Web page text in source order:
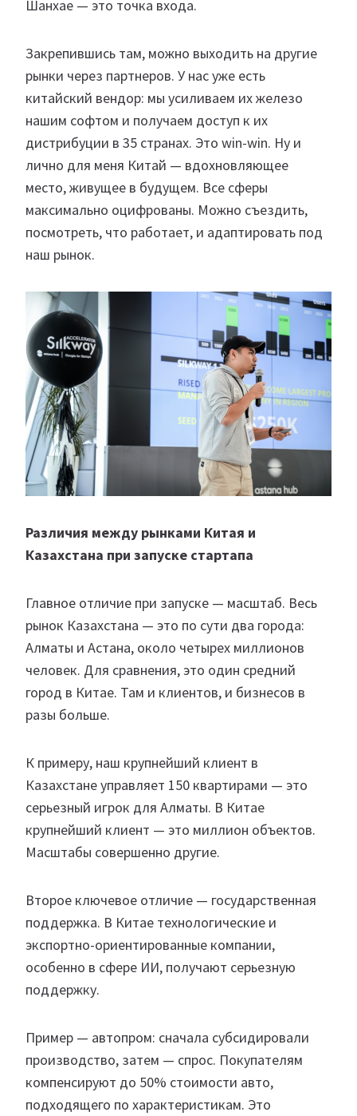
Шанхае — это точка входа.
Закрепившись там, можно выходить на другие
рынки через партнеров. У нас уже есть
китайский вендор: мы усиливаем их железо
нашим софтом и получаем доступ к их
дистрибуции в 35 странах. Это win-win. Ну и
лично для меня Китай — вдохновляющее
место, живущее в будущем. Все сферы
максимально оцифрованы. Можно съездить,
посмотреть, что работает, и адаптировать под
наш рынок.
Различия между рынками Китая и
Казахстана при запуске стартапа
Главное отличие при запуске — масштаб. Весь
рынок Казахстана — это по сути два города:
Алматы и Астана, около четырех миллионов
человек. Для сравнения, это один средний
город в Китае. Там и клиентов, и бизнесов в
разы больше.
К примеру, наш крупнейший клиент в
Казахстане управляет 150 квартирами — это
серьезный игрок для Алматы. В Китае
крупнейший клиент — это миллион объектов.
Масштабы совершенно другие.
Второе ключевое отличие — государственная
поддержка. В Китае технологические и
экспортно-ориентированные компании,
особенно в сфере ИИ, получают серьезную
поддержку.
Пример — автопром: сначала субсидировали
производство, затем — спрос. Покупателям
компенсируют до 50% стоимости авто,
подходящего по характеристикам. Это